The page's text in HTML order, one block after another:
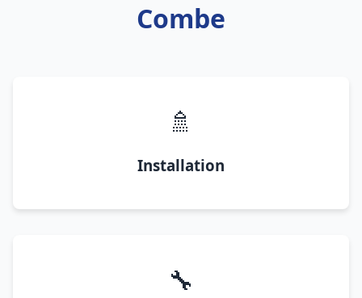
Combe
🚿
Installation
🔧